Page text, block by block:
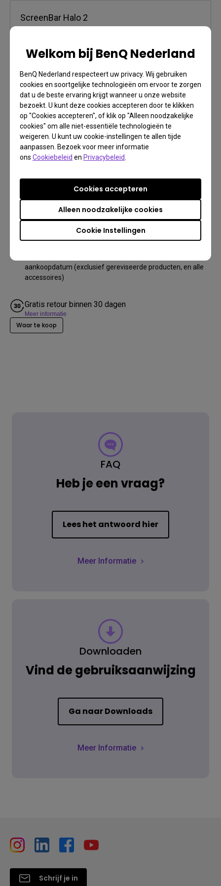
Welkom bij BenQ Nederland
BenQ Nederland respecteert uw privacy. Wij gebruiken
cookies en soortgelijke technologieën om ervoor te zorgen
dat u de beste ervaring krijgt wanneer u onze website
bezoekt. U kunt deze cookies accepteren door te klikken
op "Cookies accepteren", of klik op "Alleen noodzakelijke
cookies" om alle niet-essentiële technologieën te
weigeren. U kunt uw cookie-instellingen te allen tijde
aanpassen. Bezoek voor meer informatie
ons Cookiebeleid en Privacybeleid
Cookie Instellingen
Alleen noodzakelijke cookies
Cookies accepteren
ScreenBar Halo 2
Betalingsmogelijkheden
Meer informatie
Credit Card, Geselecteerde lokale betalingsmethoden
Gratis verzending op orders hoger dan €99
Meer informatie
Gratis Retourverzending (binnen 30 dagen)
2 jaar garantie
aankoopdatum (exclusief gereviseerde producten, en alle
accessoires)
Gratis retour binnen 30 dagen
Meer informatie
Waar te koop
FAQ
Heb je een vraag?
Lees het antwoord hier
Meer Informatie
Downloaden
Vind de gebruiksaanwijzing
Ga naar Downloads
Meer Informatie
Schrijf je in